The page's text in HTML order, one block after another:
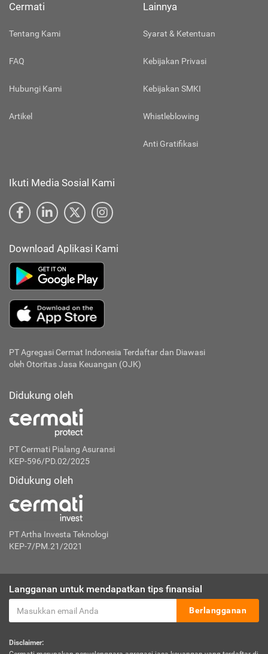
Cermati
Tentang Kami
FAQ
Hubungi Kami
Artikel
Lainnya
Syarat & Ketentuan
Kebijakan Privasi
Kebijakan SMKI
Whistleblowing
Anti Gratifikasi
Ikuti Media Sosial Kami
Download Aplikasi Kami
PT Agregasi Cermat Indonesia Terdaftar dan Diawasi
oleh Otoritas Jasa Keuangan (OJK)
Didukung oleh
PT Cermati Pialang Asuransi
KEP-596/PD.02/2025
Didukung oleh
PT Artha Investa Teknologi
KEP-7/PM.21/2021
Langganan untuk mendapatkan tips finansial
Berlangganan
Disclaimer: